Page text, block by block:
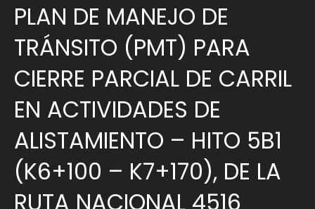
PLAN DE MANEJO DE
TRÁNSITO (PMT) PARA
CIERRE PARCIAL DE CARRIL
EN ACTIVIDADES DE
ALISTAMIENTO – HITO 5B1
(K6+100 – K7+170), DE LA
RUTA NACIONAL 4516